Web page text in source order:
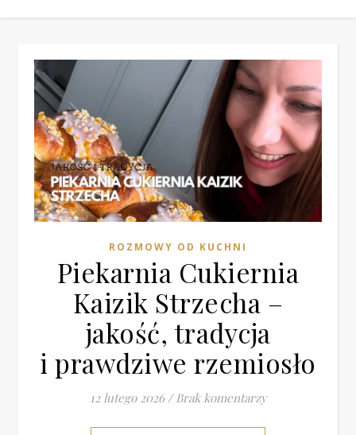
ROZMOWY OD KUCHNI
Piekarnia Cukiernia
Kaizik Strzecha –
jakość, tradycja
i prawdziwe rzemiosło
12 lutego 2026 / Brak komentarzy